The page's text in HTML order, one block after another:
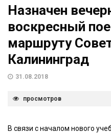
Назначен
воскресный
маршруту
Калининград
31.08.2018
просмотров
В связи с началом нового